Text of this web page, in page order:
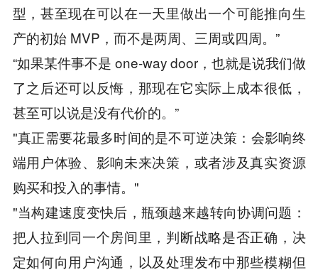
型，甚至现在可以在一天里做出一个可能推向生
产的初始 MVP，而不是两周、三周或四周。”
“如果某件事不是 one-way door，也就是说我们做
了之后还可以反悔，那现在它实际上成本很低，
甚至可以说是没有代价的。”
"真正需要花最多时间的是不可逆决策：会影响终
端用户体验、影响未来决策，或者涉及真实资源
购买和投入的事情。"
"当构建速度变快后，瓶颈越来越转向协调问题：
把人拉到同一个房间里，判断战略是否正确，决
定如何向用户沟通，以及处理发布中那些模糊但